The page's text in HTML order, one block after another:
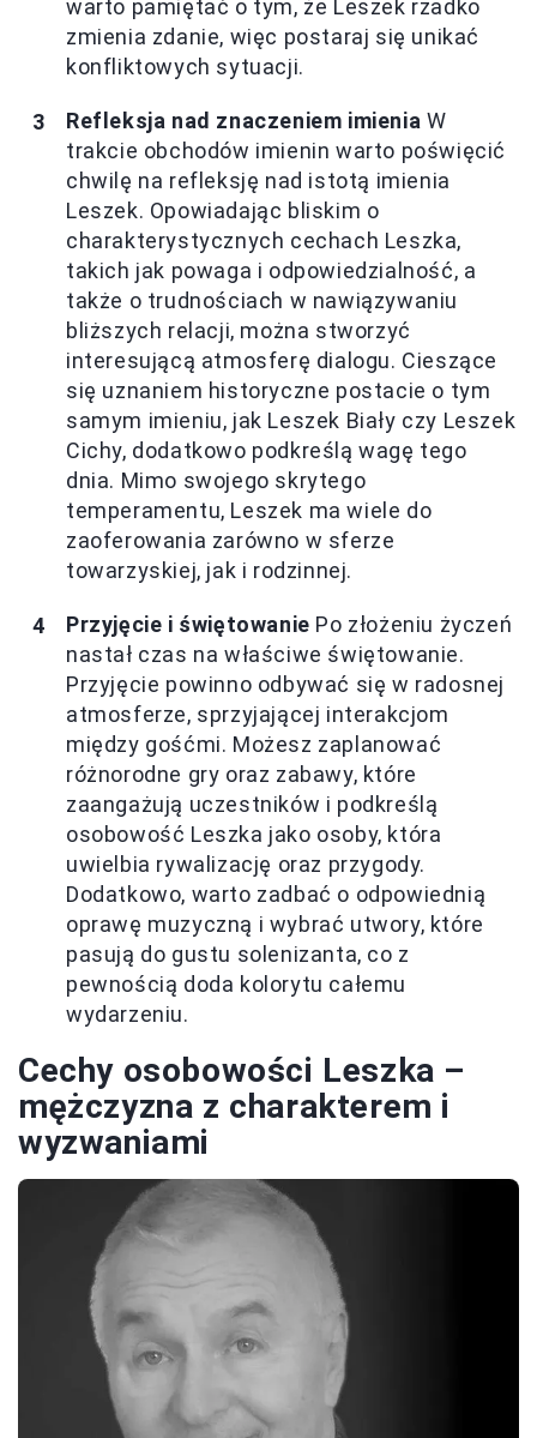
warto pamiętać o tym, że Leszek rzadko
zmienia zdanie, więc postaraj się unikać
konfliktowych sytuacji.
Refleksja nad znaczeniem imienia W
trakcie obchodów imienin warto poświęcić
chwilę na refleksję nad istotą imienia
Leszek. Opowiadając bliskim o
charakterystycznych cechach Leszka,
takich jak powaga i odpowiedzialność, a
także o trudnościach w nawiązywaniu
bliższych relacji, można stworzyć
interesującą atmosferę dialogu. Cieszące
się uznaniem historyczne postacie o tym
samym imieniu, jak Leszek Biały czy Leszek
Cichy, dodatkowo podkreślą wagę tego
dnia. Mimo swojego skrytego
temperamentu, Leszek ma wiele do
zaoferowania zarówno w sferze
towarzyskiej, jak i rodzinnej.
Przyjęcie i świętowanie Po złożeniu życzeń
nastał czas na właściwe świętowanie.
Przyjęcie powinno odbywać się w radosnej
atmosferze, sprzyjającej interakcjom
między gośćmi. Możesz zaplanować
różnorodne gry oraz zabawy, które
zaangażują uczestników i podkreślą
osobowość Leszka jako osoby, która
uwielbia rywalizację oraz przygody.
Dodatkowo, warto zadbać o odpowiednią
oprawę muzyczną i wybrać utwory, które
pasują do gustu solenizanta, co z
pewnością doda kolorytu całemu
wydarzeniu.
Cechy osobowości Leszka –
mężczyzna z charakterem i
wyzwaniami